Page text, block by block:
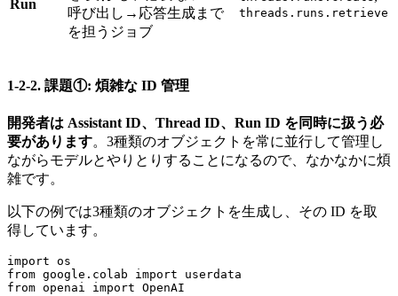
Run
呼び出し→応答生成まで
を担うジョブ
threads.runs.retrieve
1-2-2. 課題①: 煩雑な ID 管理
開発者は Assistant ID、Thread ID、Run ID を同時に扱う必
要があります。3種類のオブジェクトを常に並行して管理し
ながらモデルとやりとりすることになるので、なかなかに煩
雑です。
以下の例では3種類のオブジェクトを生成し、その ID を取
得しています。
import os
from google.colab import userdata
from openai import OpenAI